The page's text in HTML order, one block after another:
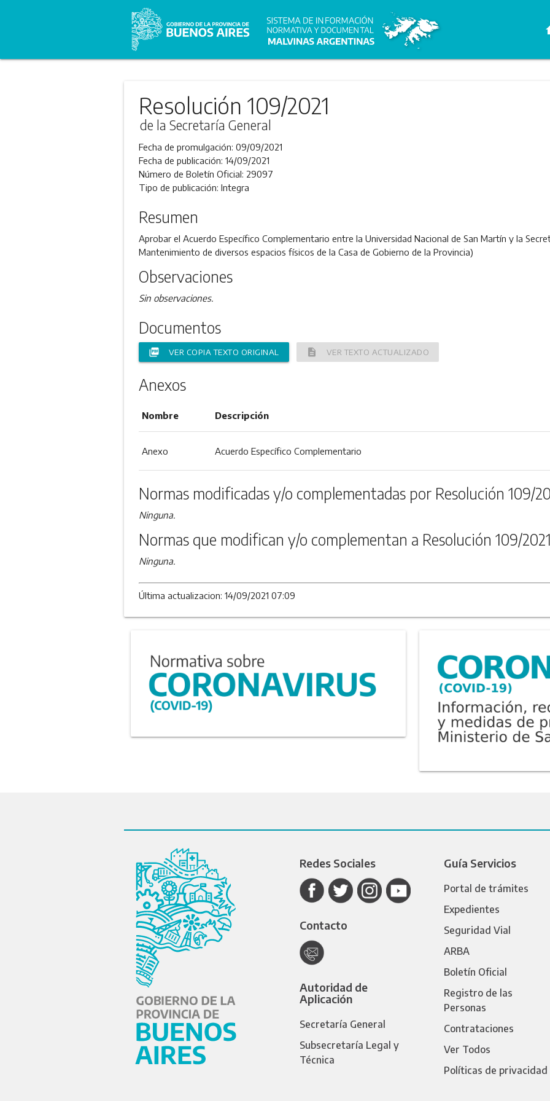
Resolución 109/2021
de la Secretaría General
Fecha de promulgación: 09/09/2021
Fecha de publicación: 14/09/2021
Número de Boletín Oficial: 29097
Tipo de publicación: Integra
Resumen
Aprobar el Acuerdo Específico Complementario entre la Universidad Nacional de San Martín y la
Mantenimiento de diversos espacios físicos de la Casa de Gobierno de la Provincia)
Observaciones
Sin observaciones.
Documentos
picture_as_pdf VER COPIA TEXTO ORIGINAL description VER TEXTO ACTUALIZADO
Anexos
Nombre Descripción
Anexo Acuerdo Específico Complementario
Normas modificadas y/o complementadas por Resolución 109/
Ninguna.
Normas que modifican y/o complementan a Resolución 109/2021
Ninguna.
Última actualizacion: 14/09/2021 07:09
Redes Sociales
Contacto
Autoridad de
Aplicación
Secretaría General
Subsecretaría Legal y
Técnica
Guía Servicios
Portal de trámites
Expedientes
Seguridad Vial
ARBA
Boletín Oficial
Registro de las
Personas
Contrataciones
Ver Todos
Políticas de privacidad